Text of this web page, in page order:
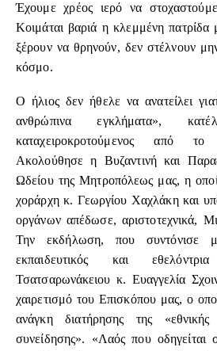
Έχουμε χρέος ιερό να
Κοιμάται βαριά η κλεμμένη
ξέρουν να θρηνούν, δεν στέλνουν
κόσμο.
Ο ήλιος δεν ήθελε να ανατείλει
ανθρώπινα εγκλήματα»,
καταχειροκροτούμενος από
Ακολούθησε η Βυζαντινή και
Ωδείου της Μητροπόλεως μας, η
χοράρχη κ. Γεωργίου Χαχλάκη και
οργάνων απέδωσε, αριστοτεχνικά,
Την εκδήλωση, που συντόνισε
εκπαιδευτικός και
Τσατσαρωνάκειου κ. Ευαγγελία
χαιρετισμό του Επισκόπου μας, ο
ανάγκη διατήρησης της
συνείδησης». «Λαός που οδηγείται